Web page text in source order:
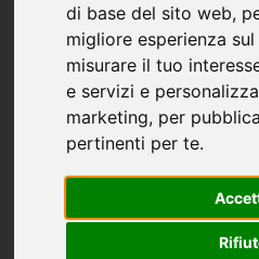
di base del sito web,
migliore esperienza
misurare il tuo
e servizi e
marketing, per
pertinenti per te.